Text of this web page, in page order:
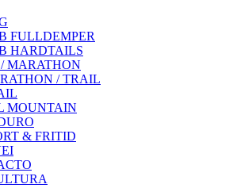
FULLDEMPER
HARDTAILS
MARATHON
/ TRAIL
MOUNTAIN
& FRITID